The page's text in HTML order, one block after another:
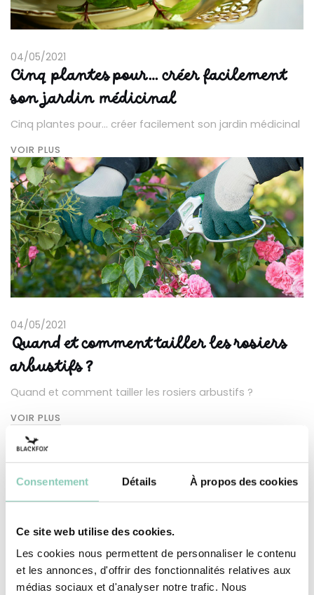
Consentement Détails À propos des cookies
Ce site web utilise des cookies.
Les cookies nous permettent de personnaliser le contenu
et les annonces, d'offrir des fonctionnalités relatives aux
médias sociaux et d'analyser notre trafic. Nous
04/05/2021
Cinq plantes pour… créer facilement
son jardin médicinal
Cinq plantes pour… créer facilement son jardin médicinal
VOIR PLUS
04/05/2021
Quand et comment tailler les rosiers
arbustifs ?
Quand et comment tailler les rosiers arbustifs ?
VOIR PLUS